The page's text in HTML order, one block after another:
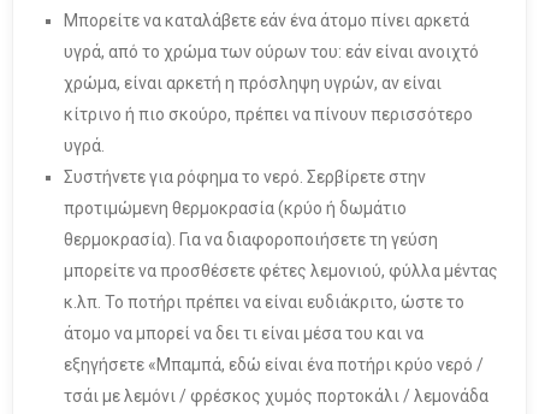
Μπορείτε να καταλάβετε εάν ένα άτομο πίνει αρκετά
υγρά, από το χρώμα των ούρων του: εάν είναι ανοιχτό
χρώμα, είναι αρκετή η πρόσληψη υγρών, αν είναι
κίτρινο ή πιο σκούρο, πρέπει να πίνουν περισσότερο
υγρά.
Συστήνετε για ρόφημα το νερό. Σερβίρετε στην
προτιμώμενη θερμοκρασία (κρύο ή δωμάτιο
θερμοκρασία). Για να διαφοροποιήσετε τη γεύση
μπορείτε να προσθέσετε φέτες λεμονιού, φύλλα μέντας
κ.λπ. Το ποτήρι πρέπει να είναι ευδιάκριτο, ώστε το
άτομο να μπορεί να δει τι είναι μέσα του και να
εξηγήσετε «Μπαμπά, εδώ είναι ένα ποτήρι κρύο νερό /
τσάι με λεμόνι / φρέσκος χυμός πορτοκάλι / λεμονάδα